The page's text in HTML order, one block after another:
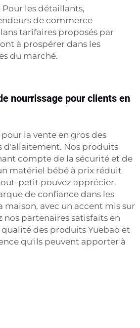
les détaillants,
de commerce
tarifaires proposés par
à prospérer dans les
du marché.
nourrissage pour clients en
la vente en gros des
d'allaitement. Nos produits
compte de la sécurité et de
matériel bébé à prix réduit
petit pouvez apprécier.
de confiance dans les
maison, avec un accent mis sur
nos partenaires satisfaits en
des produits Yuebao et
qu'ils peuvent apporter à